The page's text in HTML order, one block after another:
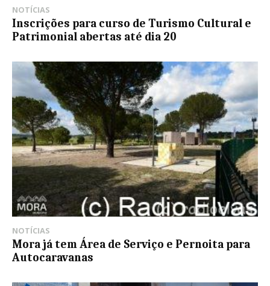
NOTÍCIAS
Inscrições para curso de Turismo Cultural e
Patrimonial abertas até dia 20
NOTÍCIAS
Mora já tem Área de Serviço e Pernoita para
Autocaravanas